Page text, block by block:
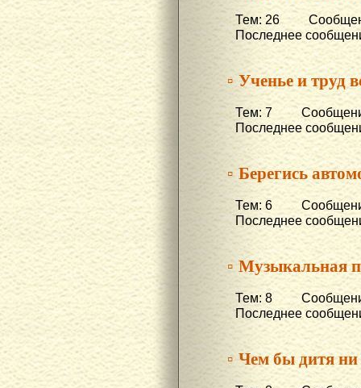
Тем: 26
Последнее
▫ Ученье и труд
Тем: 7
Последнее
▫ Берегись
Тем: 6
Последнее
▫ Музыкальная
Тем: 8
Последнее
▫ Чем бы дитя